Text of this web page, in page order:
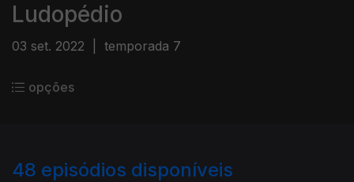
Ludopédio
03 set. 2022 temporada 7
opções
48 episódios disponíveis